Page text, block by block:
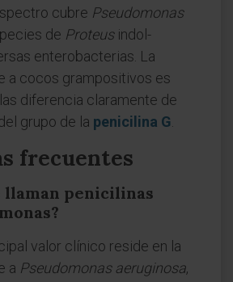
cubre Pseudomonas
de Proteusindol-
enterobacterias. La
a cocos grampositivos es
diferencia claramente de
grupo de la penicilina G
frecuentes
llaman penicilinas
valor clínico reside en la
a Pseudomonas aeruginosa,